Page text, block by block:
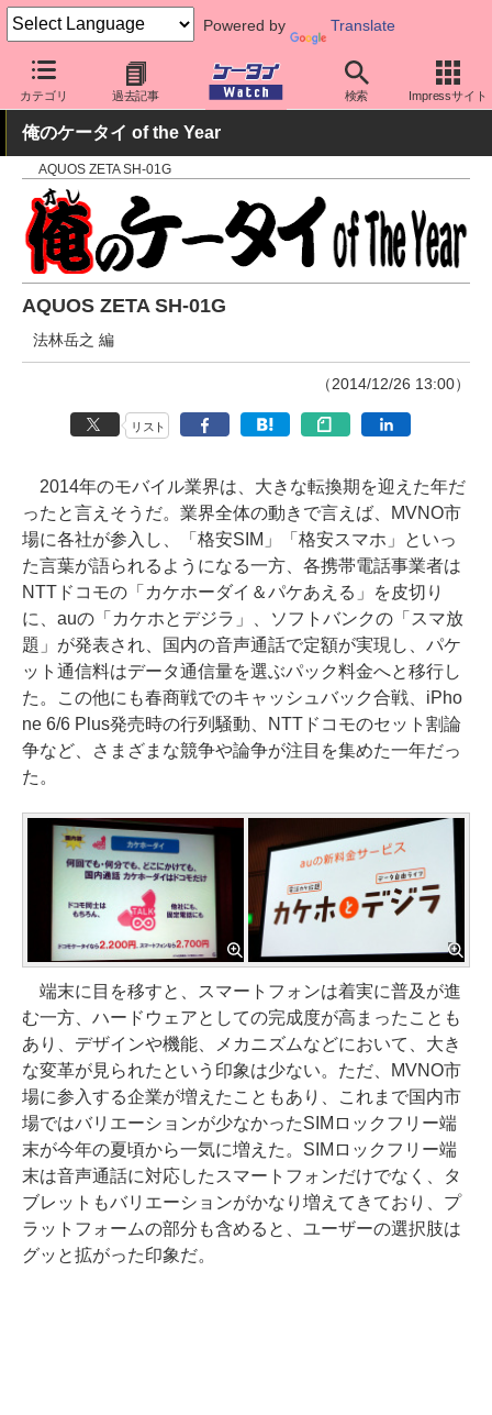
Powered by Translate
カテゴリ 過去記事 検索 Impressサイト
ケータイ Watch キャリア ドコモ
俺のケータイ of the Year
AQUOS ZETA SH-01G
AQUOS ZETA SH-01G
法林岳之 編
（2014/12/26 13:00）
リスト
2014年のモバイル業界は、大きな転換期を迎えた年だ
ったと言えそうだ。業界全体の動きで言えば、MVNO市
場に各社が参入し、「格安SIM」「格安スマホ」といっ
た言葉が語られるようになる一方、各携帯電話事業者は
NTTドコモの「カケホーダイ＆パケあえる」を皮切り
に、auの「カケホとデジラ」、ソフトバンクの「スマ放
題」が発表され、国内の音声通話で定額が実現し、パケ
ット通信料はデータ通信量を選ぶパック料金へと移行し
た。この他にも春商戦でのキャッシュバック合戦、iPho
ne 6/6 Plus発売時の行列騒動、NTTドコモのセット割論
争など、さまざまな競争や論争が注目を集めた一年だっ
た。
端末に目を移すと、スマートフォンは着実に普及が進
む一方、ハードウェアとしての完成度が高まったことも
あり、デザインや機能、メカニズムなどにおいて、大き
な変革が見られたという印象は少ない。ただ、MVNO市
場に参入する企業が増えたこともあり、これまで国内市
場ではバリエーションが少なかったSIMロックフリー端
末が今年の夏頃から一気に増えた。SIMロックフリー端
末は音声通話に対応したスマートフォンだけでなく、タ
ブレットもバリエーションがかなり増えてきており、プ
ラットフォームの部分も含めると、ユーザーの選択肢は
グッと拡がった印象だ。